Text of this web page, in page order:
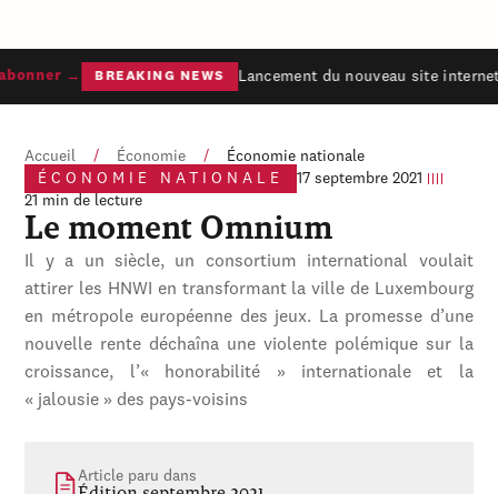
→ BREAKING NEWS Lancement du nouveau site internet
Accueil / Économie /
Économie nationale
ÉCONOMIE NATIONALE
17 septembre 2021
21 min de lecture
Le moment Omnium
Il y a un siècle, un consortium international voulait
attirer les HNWI en transformant la ville de Luxembourg
en métropole européenne des jeux. La promesse d’une
nouvelle rente déchaîna une violente polémique sur la
croissance, l’« honorabilité » internationale et la
« jalousie » des pays-voisins
Article paru dans